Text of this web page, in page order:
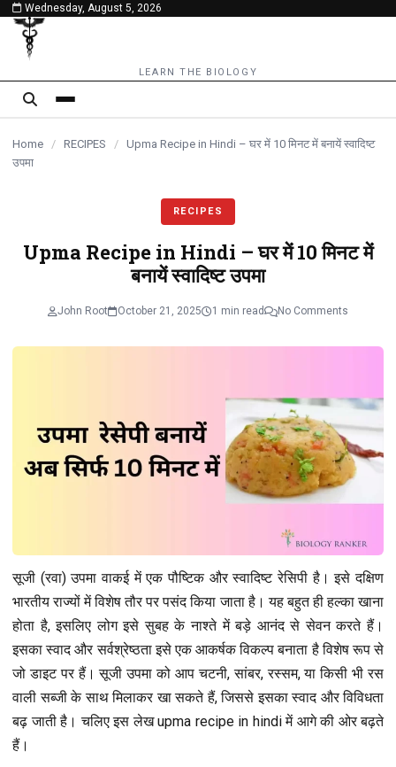
content
Wednesday, August 5, 2026
LEARN THE BIOLOGY
Home / RECIPES / Upma Recipe in Hindi – घर में 10 मिनट में बनायें स्वादिष्ट
उपमा
RECIPES
Upma Recipe in Hindi – घर में 10 मिनट में
बनायें स्वादिष्ट उपमा
John Root October 21, 2025 1 min read No Comments
सूजी (रवा) उपमा वाकई में एक पौष्टिक और स्वादिष्ट रेसिपी है। इसे दक्षिण
भारतीय राज्यों में विशेष तौर पर पसंद किया जाता है। यह बहुत ही हल्का खाना
होता है, इसलिए लोग इसे सुबह के नाश्ते में बड़े आनंद से सेवन करते हैं।
इसका स्वाद और सर्वश्रेष्ठता इसे एक आकर्षक विकल्प बनाता है विशेष रूप से
जो डाइट पर हैं। सूजी उपमा को आप चटनी, सांबर, रस्सम, या किसी भी रस
वाली सब्जी के साथ मिलाकर खा सकते हैं, जिससे इसका स्वाद और विविधता
बढ़ जाती है। चलिए इस लेख upma recipe in hindi में आगे की ओर बढ़ते
हैं।